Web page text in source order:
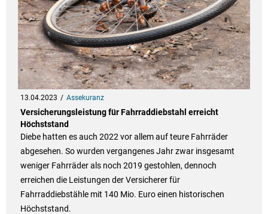
13.04.2023 Assekuranz
Versicherungsleistung für Fahrraddiebstahl erreicht
Höchststand
Diebe hatten es auch 2022 vor allem auf teure Fahrräder
abgesehen. So wurden vergangenes Jahr zwar insgesamt
weniger Fahrräder als noch 2019 gestohlen, dennoch
erreichen die Leistungen der Versicherer für
Fahrraddiebstähle mit 140 Mio. Euro einen historischen
Höchststand.